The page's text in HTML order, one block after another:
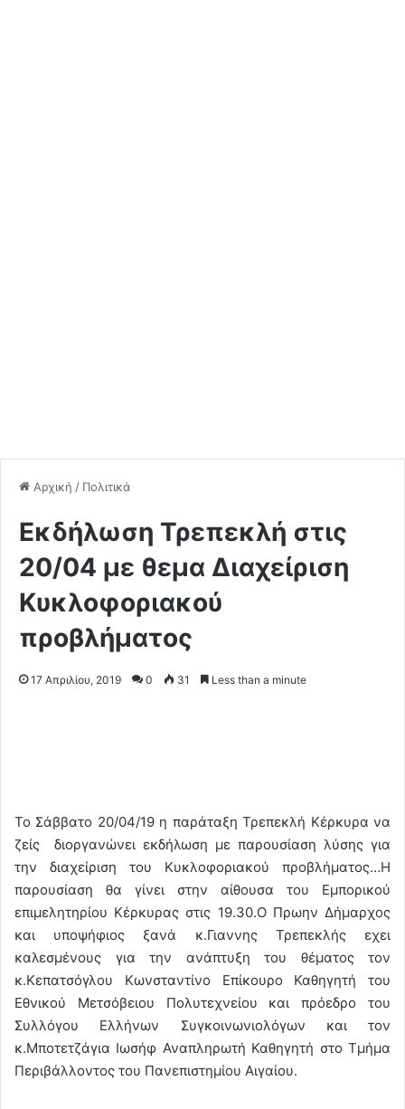
Αρχική / Πολιτικά
Εκδήλωση Τρεπεκλή στις
20/04 με θεμα Διαχείριση
Κυκλοφοριακού
προβλήματος
17 Απριλίου, 2019 0 31 Less than a minute
Το Σάββατο 20/04/19 η παράταξη Τρεπεκλή Κέρκυρα να
ζείς διοργανώνει εκδήλωση με παρουσίαση λύσης για
την διαχείριση του Κυκλοφοριακού προβλήματος…Η
παρουσίαση θα γίνει στην αίθουσα του Εμπορικού
επιμελητηρίου Κέρκυρας στις 19.30.Ο Πρωην Δήμαρχος
και υποψήφιος ξανά κ.Γιαννης Τρεπεκλής εχει
καλεσμένους για την ανάπτυξη του θέματος τον
κ.Κεπατσόγλου Κωνσταντίνο Επίκουρο Καθηγητή του
Εθνικού Μετσόβειου Πολυτεχνείου και πρόεδρο του
Συλλόγου Ελλήνων Συγκοινωνιολόγων και τον
κ.Μποτετζάγια Ιωσήφ Αναπληρωτή Καθηγητή στο Τμήμα
Περιβάλλοντος του Πανεπιστημίου Αιγαίου.